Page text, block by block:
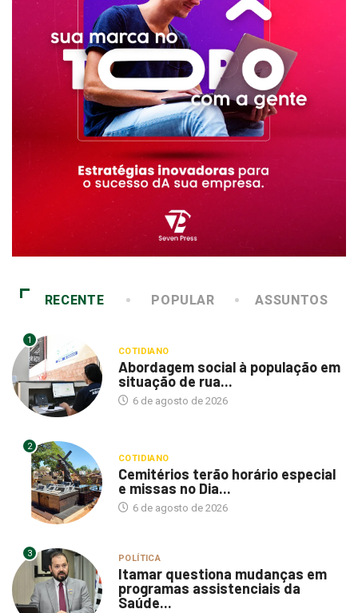
RECENTE POPULAR ASSUNTOS
1
COTIDIANO
Abordagem social à população em
situação de rua...
6 de agosto de 2026
2
COTIDIANO
Cemitérios terão horário especial
e missas no Dia...
6 de agosto de 2026
3 POLÍTICA
Itamar questiona mudanças em
programas assistenciais da
Saúde...